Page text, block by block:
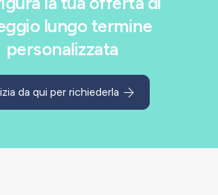
lungo termine
personalizzata
da qui per richiederla